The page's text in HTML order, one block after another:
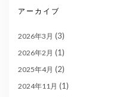
アーカイブ
2026年3月 (3)
2026年2月 (1)
2025年4月 (2)
2024年11月 (1)